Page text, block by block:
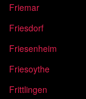
Friemar
Friesdorf
Friesenheim
Friesoythe
Frittlingen